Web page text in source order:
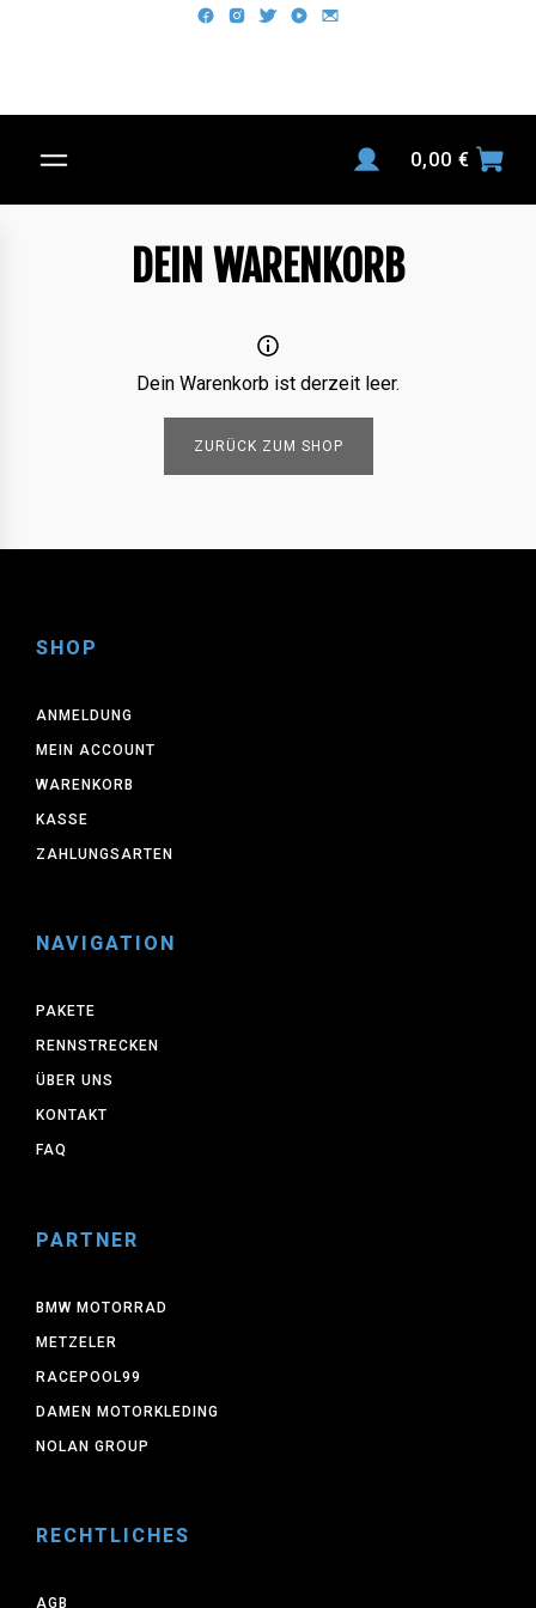
0,00 €
DEIN WARENKORB
Dein Warenkorb ist derzeit leer.
ZURÜCK ZUM SHOP
SHOP
ANMELDUNG
MEIN ACCOUNT
WARENKORB
KASSE
ZAHLUNGSARTEN
NAVIGATION
PAKETE
RENNSTRECKEN
ÜBER UNS
KONTAKT
FAQ
PARTNER
BMW MOTORRAD
METZELER
RACEPOOL99
DAMEN MOTORKLEDING
NOLAN GROUP
RECHTLICHES
AGB